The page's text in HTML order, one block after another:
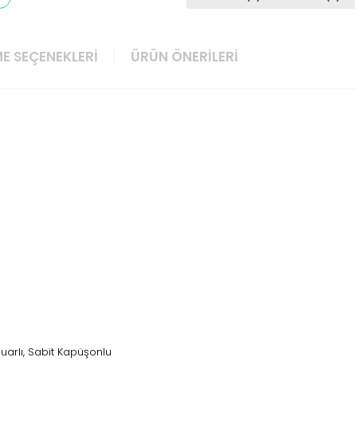
SEÇENEKLERI ÜRÜN ÖNERILERI
Sabit Kapüşonlu